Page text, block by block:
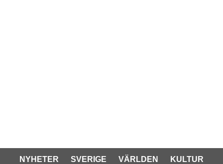
NYHETER SVERIGE VÄRLDEN KULTUR